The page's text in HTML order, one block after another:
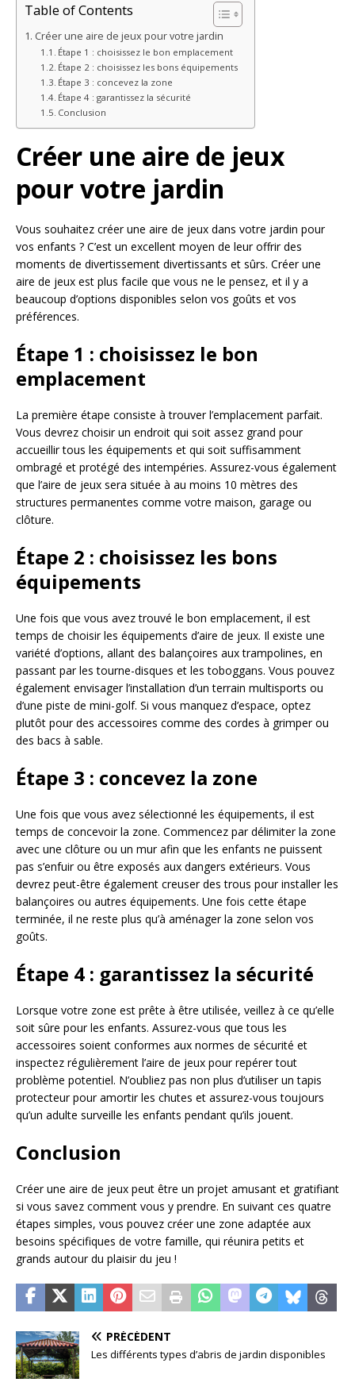
Table of Contents
Créer une aire de jeux pour votre jardin
Étape 1 : choisissez le bon emplacement
Étape 2 : choisissez les bons équipements
Étape 3 : concevez la zone
Étape 4 : garantissez la sécurité
Conclusion
Créer une aire de jeux
pour votre jardin
Vous souhaitez créer une aire de jeux dans votre jardin pour
vos enfants ? C’est un excellent moyen de leur offrir des
moments de divertissement divertissants et sûrs. Créer une
aire de jeux est plus facile que vous ne le pensez, et il y a
beaucoup d’options disponibles selon vos goûts et vos
préférences.
Étape 1 : choisissez le bon
emplacement
La première étape consiste à trouver l’emplacement parfait.
Vous devrez choisir un endroit qui soit assez grand pour
accueillir tous les équipements et qui soit suffisamment
ombragé et protégé des intempéries. Assurez-vous également
que l’aire de jeux sera située à au moins 10 mètres des
structures permanentes comme votre maison, garage ou
clôture.
Étape 2 : choisissez les bons
équipements
Une fois que vous avez trouvé le bon emplacement, il est
temps de choisir les équipements d’aire de jeux. Il existe une
variété d’options, allant des balançoires aux trampolines, en
passant par les tourne-disques et les toboggans. Vous pouvez
également envisager l’installation d’un terrain multisports ou
d’une piste de mini-golf. Si vous manquez d’espace, optez
plutôt pour des accessoires comme des cordes à grimper ou
des bacs à sable.
Étape 3 : concevez la zone
Une fois que vous avez sélectionné les équipements, il est
temps de concevoir la zone. Commencez par délimiter la zone
avec une clôture ou un mur afin que les enfants ne puissent
pas s’enfuir ou être exposés aux dangers extérieurs. Vous
devrez peut-être également creuser des trous pour installer les
balançoires ou autres équipements. Une fois cette étape
terminée, il ne reste plus qu’à aménager la zone selon vos
goûts.
Étape 4 : garantissez la sécurité
Lorsque votre zone est prête à être utilisée, veillez à ce qu’elle
soit sûre pour les enfants. Assurez-vous que tous les
accessoires soient conformes aux normes de sécurité et
inspectez régulièrement l’aire de jeux pour repérer tout
problème potentiel. N’oubliez pas non plus d’utiliser un tapis
protecteur pour amortir les chutes et assurez-vous toujours
qu’un adulte surveille les enfants pendant qu’ils jouent.
Conclusion
Créer une aire de jeux peut être un projet amusant et gratifiant
si vous savez comment vous y prendre. En suivant ces quatre
étapes simples, vous pouvez créer une zone adaptée aux
besoins spécifiques de votre famille, qui réunira petits et
grands autour du plaisir du jeu !
PRÉCÉDENT
Les différents types d’abris de jardin disponibles